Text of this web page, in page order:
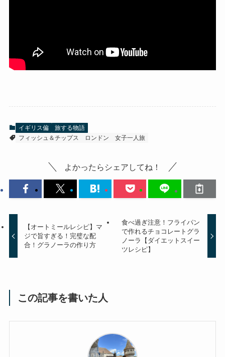
イギリス偏
旅する物語
フィッシュ＆チップス
ロンドン 女子一人旅
よかったらシェアしてね！
【オートミールレシピ】マ
ジで旨すぎる！完璧な配
合！グラノーラの作り方
食べ過ぎ注意！フライパン
で作れるチョコレートグラ
ノーラ【ダイエットスイー
ツレシピ】
この記事を書いた人